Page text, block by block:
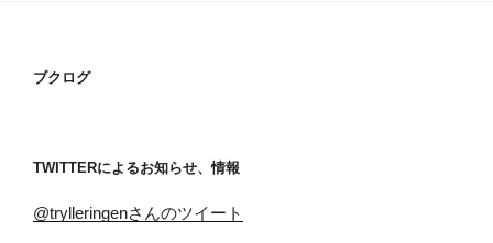
ブクログ
TWITTERによるお知らせ、情報
@trylleringenさんのツイート